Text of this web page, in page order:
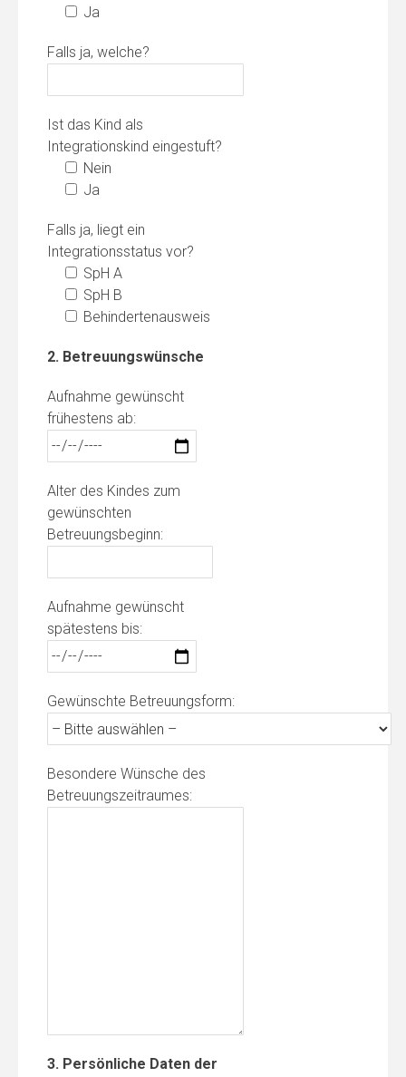
Ja
Falls ja, welche?
Ist das Kind als
Integrationskind eingestuft?
Nein
Ja
Falls ja, liegt ein
Integrationsstatus vor?
SpH A
SpH B
Behindertenausweis
2. Betreuungswünsche
Aufnahme gewünscht
frühestens ab:
Alter des Kindes zum
gewünschten
Betreuungsbeginn:
Aufnahme gewünscht
spätestens bis:
Gewünschte Betreuungsform:
Besondere Wünsche des
Betreuungszeitraumes:
3. Persönliche Daten der